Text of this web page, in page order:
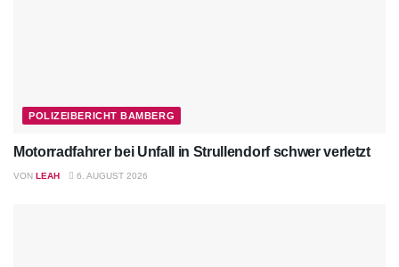
POLIZEIBERICHT BAMBERG
Motorradfahrer bei Unfall in Strullendorf schwer verletzt
VON LEAH 6. AUGUST 2026